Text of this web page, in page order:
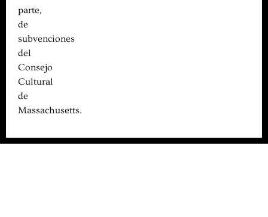
parte,
de
subvenciones
del
Consejo
Cultural
de
Massachusetts.